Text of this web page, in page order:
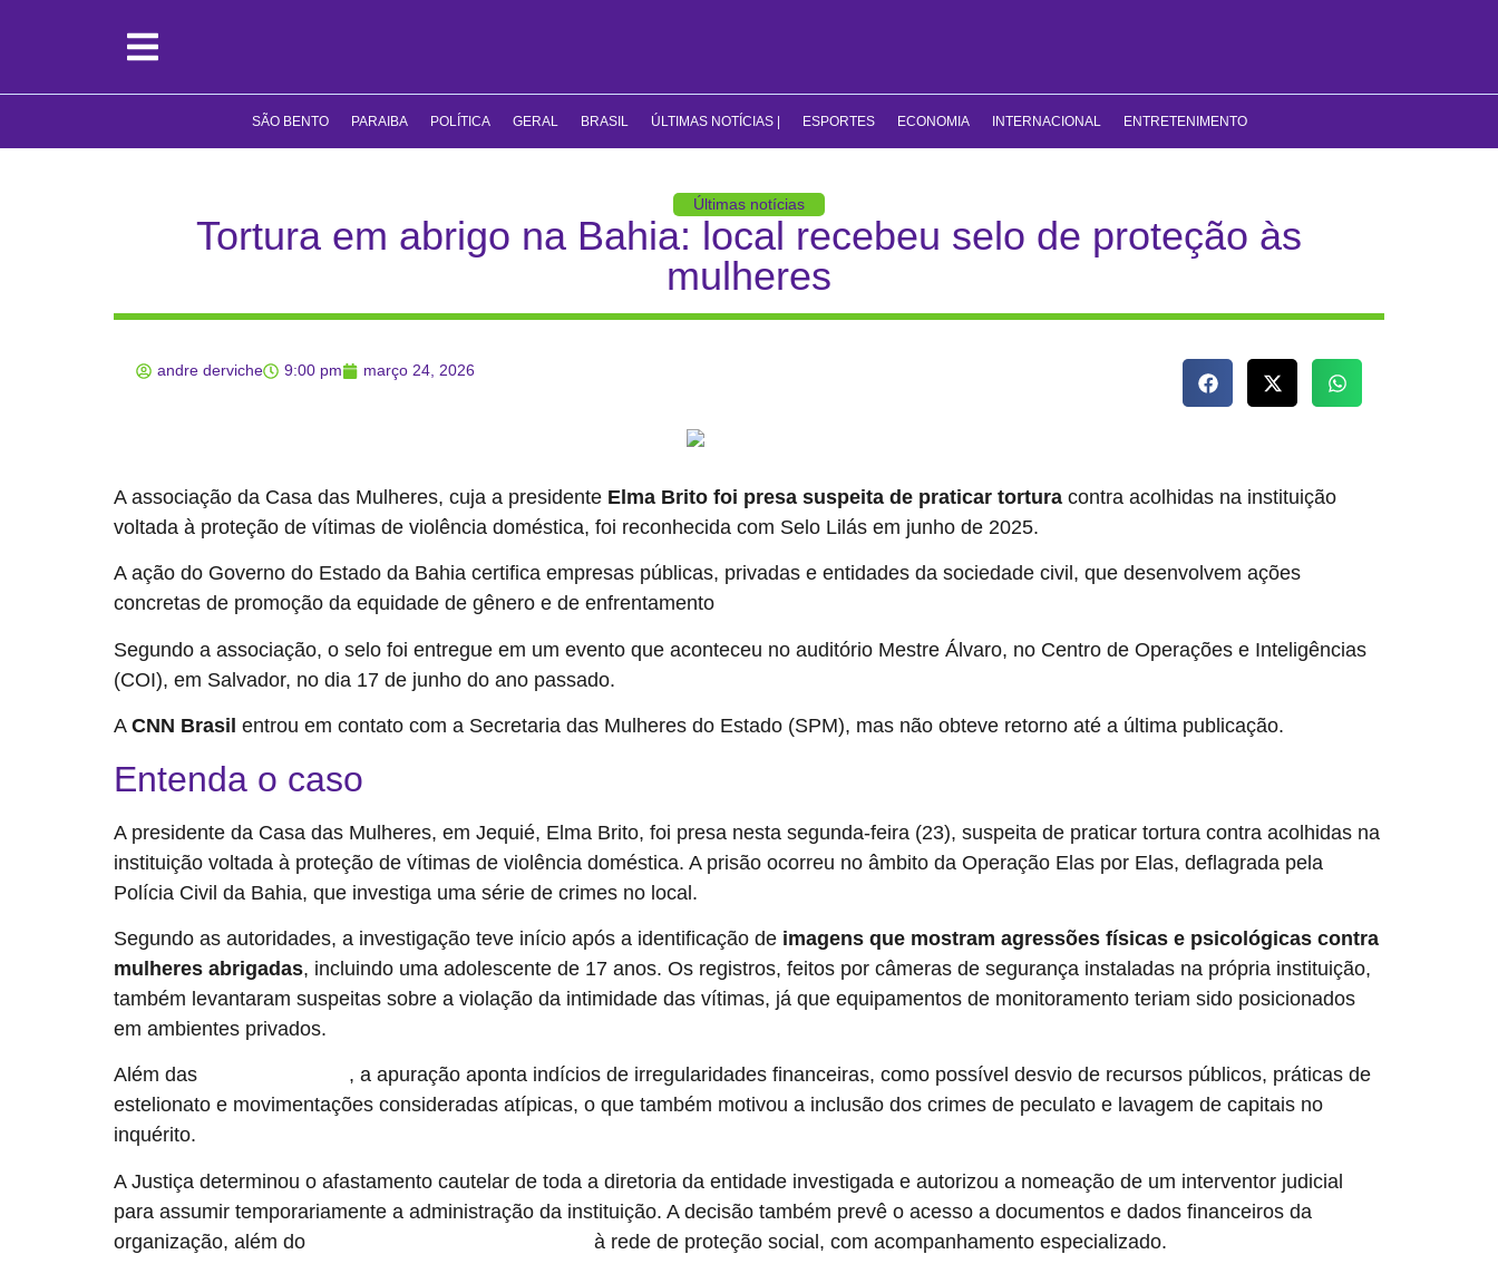
SÃO BENTO PARAIBA POLÍTICA GERAL BRASIL ÚLTIMAS NOTÍCIAS | ESPORTES ECONOMIA INTERNACIONAL ENTRETENIMENTO
Últimas notícias
Tortura em abrigo na Bahia: local recebeu selo de proteção às
mulheres
andre derviche 9:00 pm março 24, 2026
A associação da Casa das Mulheres, cuja a presidente Elma Brito foi presa suspeita de praticar tortura contra acolhidas na instituição
voltada à proteção de vítimas de violência doméstica, foi reconhecida com Selo Lilás em junho de 2025.
A ação do Governo do Estado da Bahia certifica empresas públicas, privadas e entidades da sociedade civil, que desenvolvem ações
concretas de promoção da equidade de gênero e de enfrentamento
Segundo a associação, o selo foi entregue em um evento que aconteceu no auditório Mestre Álvaro, no Centro de Operações e Inteligências
(COI), em Salvador, no dia 17 de junho do ano passado.
A CNN Brasil entrou em contato com a Secretaria das Mulheres do Estado (SPM), mas não obteve retorno até a última publicação.
Entenda o caso
A presidente da Casa das Mulheres, em Jequié, Elma Brito, foi presa nesta segunda-feira (23), suspeita de praticar tortura contra acolhidas na
instituição voltada à proteção de vítimas de violência doméstica. A prisão ocorreu no âmbito da Operação Elas por Elas, deflagrada pela
Polícia Civil da Bahia, que investiga uma série de crimes no local.
Segundo as autoridades, a investigação teve início após a identificação de imagens que mostram agressões físicas e psicológicas contra
mulheres abrigadas, incluindo uma adolescente de 17 anos. Os registros, feitos por câmeras de segurança instaladas na própria instituição,
também levantaram suspeitas sobre a violação da intimidade das vítimas, já que equipamentos de monitoramento teriam sido posicionados
em ambientes privados.
Além das
, a apuração aponta indícios de irregularidades financeiras, como possível desvio de recursos públicos, práticas de
estelionato e movimentações consideradas atípicas, o que também motivou a inclusão dos crimes de peculato e lavagem de capitais no
inquérito.
A Justiça determinou o afastamento cautelar de toda a diretoria da entidade investigada e autorizou a nomeação de um interventor judicial
para assumir temporariamente a administração da instituição. A decisão também prevê o acesso a documentos e dados financeiros da
organização, além do
à rede de proteção social, com acompanhamento especializado.